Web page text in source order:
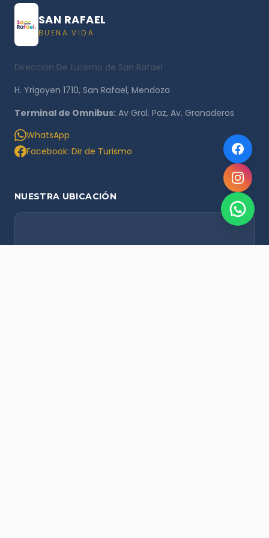
SAN RAFAEL
BUENA VIDA
Dirección De turismo de San Rafael
H. Yrigoyen 1710, San Rafael, Mendoza
Terminal de Omnibus: Av Gral. Paz, Av. Granaderos
WhatsApp
Facebook: Dir de Turismo
NUESTRA UBICACIÓN